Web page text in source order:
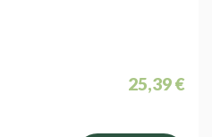
25,39 €